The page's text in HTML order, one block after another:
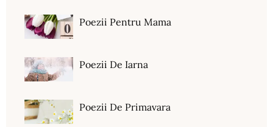
Poezii Pentru Mama
Poezii De Iarna
Poezii De Primavara